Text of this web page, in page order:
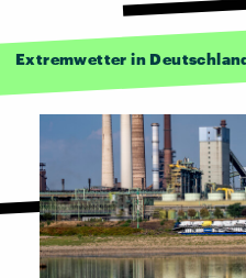
Extremwetter in